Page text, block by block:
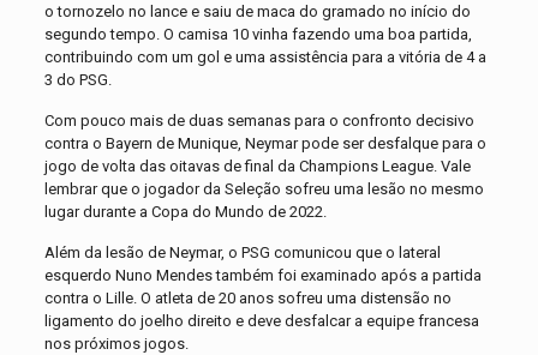
o tornozelo no lance e saiu de maca do gramado no início do
segundo tempo. O camisa 10 vinha fazendo uma boa partida,
contribuindo com um gol e uma assistência para a vitória de 4 a
3 do PSG.
Com pouco mais de duas semanas para o confronto decisivo
contra o Bayern de Munique, Neymar pode ser desfalque para o
jogo de volta das oitavas de final da Champions League. Vale
lembrar que o jogador da Seleção sofreu uma lesão no mesmo
lugar durante a Copa do Mundo de 2022.
Além da lesão de Neymar, o PSG comunicou que o lateral
esquerdo Nuno Mendes também foi examinado após a partida
contra o Lille. O atleta de 20 anos sofreu uma distensão no
ligamento do joelho direito e deve desfalcar a equipe francesa
nos próximos jogos.